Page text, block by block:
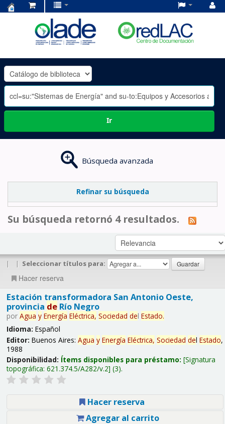
OLADE
-
Ir
Búsqueda avanzada
Refinar su búsqueda
Su búsqueda retornó 4 resultados.
| | Seleccionar títulos para:
Hacer reserva
Estación transformadora San Antonio Oeste,
provincia deRío Negro
por Agua y Energía Eléctrica, Sociedad del Estado.
Idioma: Español
Editor: Buenos Aires: Agua y Energía Eléctrica, Sociedad del Estado,
1988
Disponibilidad: Ítems disponibles para préstamo: Signatura
topográfica: 621.374.5/A282/v.2 (3).
Hacer reserva
Agregar al carrito